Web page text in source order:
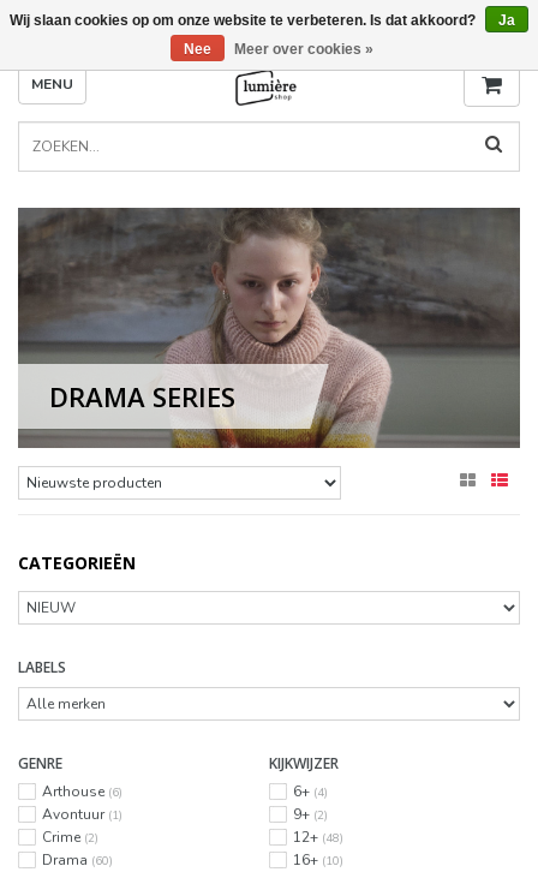
MENU
DRAMA SERIES
CATEGORIEËN
LABELS
GENRE
Arthouse (6)
Avontuur (1)
Crime (2)
Drama (60)
KIJKWIJZER
6+ (4)
9+ (2)
12+ (48)
16+ (10)
Wij slaan cookies op om onze website te verbeteren. Is dat akkoord?
Ja
Nee
Meer over cookies »